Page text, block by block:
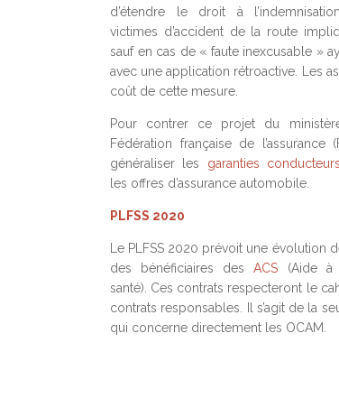
d’étendre le droit à
victimes d’accident de la route
sauf en cas de « faute inexcusable »
avec une application rétroactive. Les
coût de cette mesure.
Pour contrer ce projet du
Fédération française de
généraliser les garanties
les offres d’assurance automobile.
PLFSS 2020
Le PLFSS 2020 prévoit une évolution
des bénéficiaires desACS (Aide à
santé). Ces contrats respecteront le
contrats responsables. Il s’agit de la
qui concerne directement les OCAM.